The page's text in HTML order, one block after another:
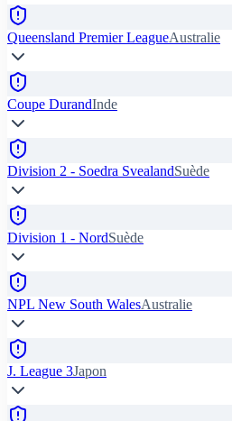
Queensland Premier LeagueAustralie
Coupe DurandInde
Division 2 - Soedra SvealandSuède
Division 1 - NordSuède
NPL New South WalesAustralie
J. League 3Japon